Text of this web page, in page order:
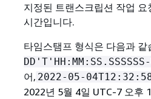
지정된 트랜스크립션 작업 요
시간입니다.
타임스탬프 형식은 다음과 같
DD'T'HH:MM:SS.SSSSSS-
어, 2022-05-
2022년 5월 4일 UTC-7 오후